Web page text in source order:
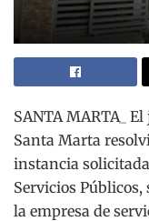
SANTA MARTA_
Santa Marta
instancia
Servicios Públicos,
la empresa de